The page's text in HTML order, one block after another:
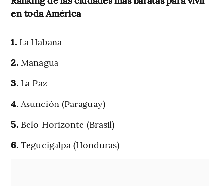
en toda América
1.La Habana
2.Managua
3. La Paz
4.Asunción (Paraguay)
5. Belo Horizonte (Brasil)
6.Tegucigalpa (Honduras)